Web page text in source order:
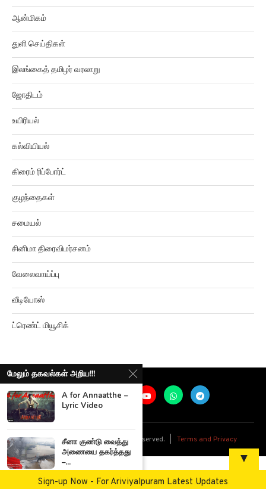
ஆன்மிகம்
துளி செய்திகள்
இலங்கைத் தமிழர் வரலாறு
ஜோதிடம்
உயிரியல்
கல்வியியல்
கிரைம் ரிப்போர்ட்
குழந்தைகள்
சமையல்
சினிமா திரைவிமர்சனம்
வேலைவாய்ப்பு
வீடியோஸ்
ட்ரெண்ட் மியூசிக்
@2026 Ariviyalpuram. All rights reserved. | Terms and Privacy
மேலும் தகவல்கள் அறிய!!!
A for Annaatthe –
Lyric Video
சீனா குண்டு வைத்து
அணையை தகர்த்தது
–...
▼
Sign-up Now - For Ariviyalpuram Latest Updates